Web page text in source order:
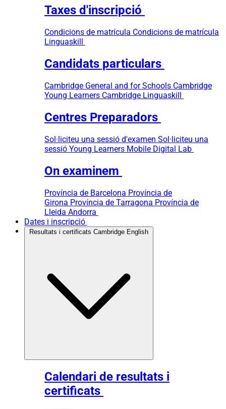
Taxes d'inscripció
Condicions de matrícula Condicions de matrícula
Linguaskill
Candidats particulars
Cambridge General and for Schools Cambridge
Young Learners Cambridge Linguaskill
Centres Preparadors
Sol·liciteu una sessió d'examen Sol·liciteu una
sessió Young Learners Mobile Digital Lab
On examinem
Província de Barcelona Província de
Girona Província de Tarragona Província de
Lleida Andorra
Dates i inscripció
Calendari de resultats i
certificats